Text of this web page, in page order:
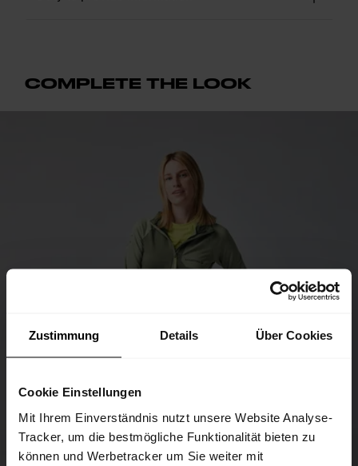
Zustimmung Details Über Cookies
Cookie Einstellungen
Mit Ihrem Einverständnis nutzt unsere Website Analyse-
Tracker, um die bestmögliche Funktionalität bieten zu
können und Werbetracker um Sie weiter mit
COMPLETE THE LOOK